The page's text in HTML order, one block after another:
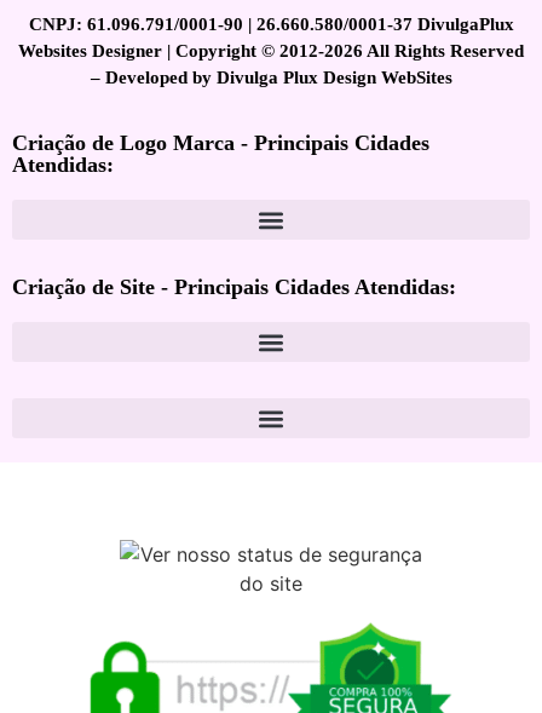
CNPJ: 61.096.791/0001-90 | 26.660.580/0001-37 DivulgaPlux
Websites Designer | Copyright © 2012-2026 All Rights Reserved
– Developed by Divulga Plux Design WebSites
Criação de Logo Marca - Principais Cidades
Atendidas:
Criação de Site - Principais Cidades Atendidas: